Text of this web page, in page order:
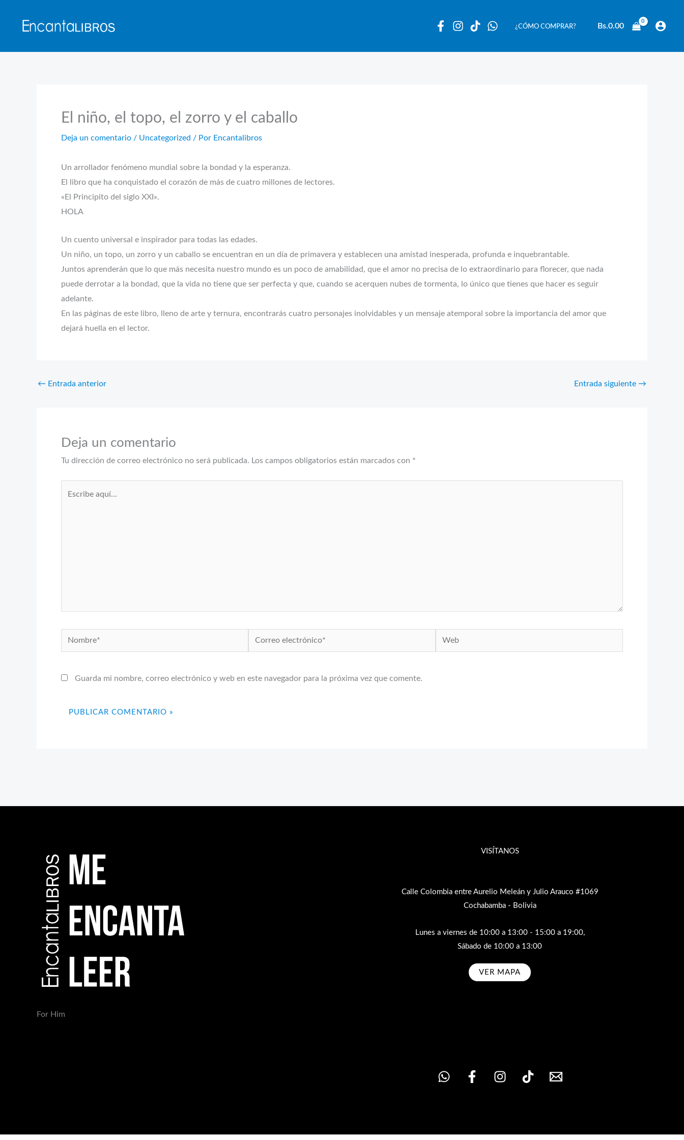
¿CÓMO COMPRAR? Bs.0.00
El niño, el topo, el zorro y el caballo
Deja un comentario / Uncategorized / Por Encantalibros
Un arrollador fenómeno mundial sobre la bondad y la esperanza.
El libro que ha conquistado el corazón de más de cuatro millones de lectores.
«El Principito del siglo XXI».
HOLA
Un cuento universal e inspirador para todas las edades.
Un niño, un topo, un zorro y un caballo se encuentran en un día de primavera y establecen una amistad inesperada, profunda e inquebrantable.
Juntos aprenderán que lo que más necesita nuestro mundo es un poco de amabilidad, que el amor no precisa de lo extraordinario para florecer, que nada
puede derrotar a la bondad, que la vida no tiene que ser perfecta y que, cuando se acerquen nubes de tormenta, lo único que tienes que hacer es seguir
adelante.
En las páginas de este libro, lleno de arte y ternura, encontrarás cuatro personajes inolvidables y un mensaje atemporal sobre la importancia del amor que
dejará huella en el lector.
← Entrada anterior Entrada siguiente →
Deja un comentario
Tu dirección de correo electrónico no será publicada. Los campos obligatorios están marcados con *
Nombre*
Correo
electrónico*
Web
Guarda mi nombre, correo electrónico y web en este navegador para la próxima vez que comente.
For Him
VISÍTANOS
Calle Colombia entre Aurelio Meleán y Julio Arauco #1069
Cochabamba - Bolivia
Lunes a viernes de 10:00 a 13:00 - 15:00 a 19:00,
Sábado de 10:00 a 13:00
VER MAPA